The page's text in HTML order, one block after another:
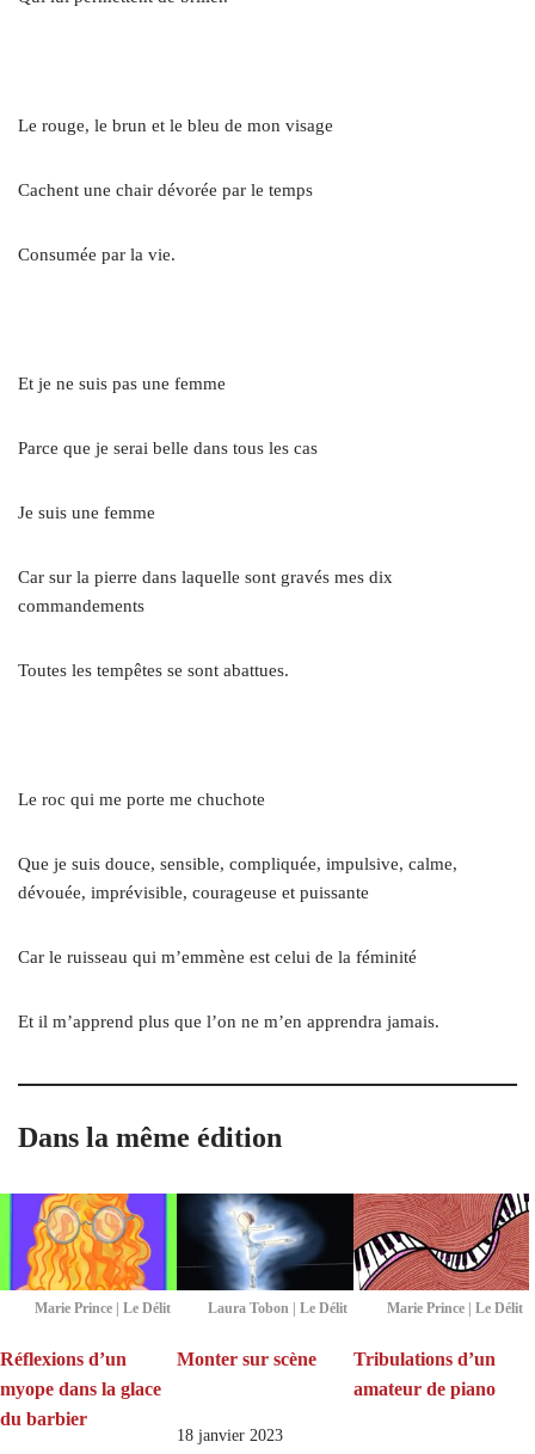
Le rouge, le brun et le bleu de mon visage
Cachent une chair dévorée par le temps
Consumée par la vie.
Et je ne suis pas une femme
Parce que je serai belle dans tous les cas
Je suis une femme
Car sur la pierre dans laquelle sont gravés mes dix
commandements
Toutes les tempêtes se sont abattues.
Le roc qui me porte me chuchote
Que je suis douce, sensible, compliquée, impulsive, calme,
dévouée, imprévisible, courageuse et puissante
Car le ruisseau qui m’emmène est celui de la féminité
Et il m’apprend plus que l’on ne m’en apprendra jamais.
Dans la même édition
Marie Prince | Le Délit
Réflexions d’un
myope dans la glace
du barbier
Laura Tobon | Le Délit
Monter sur scène
18 janvier 2023
Marie Prince | Le Délit
Tribulations d’un
amateur de piano